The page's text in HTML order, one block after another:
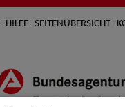
HILFE SEITENÜBERSICHT